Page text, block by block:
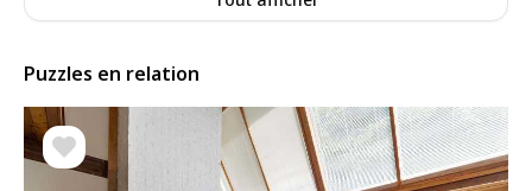
Puzzles en relation